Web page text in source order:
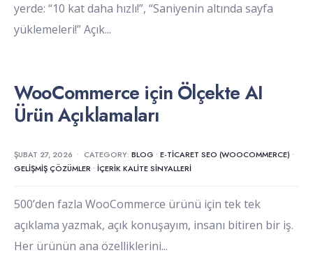
yerde: “10 kat daha hızlı!”, “Saniyenin altında sayfa
yüklemeleri!” Açık...
WooCommerce için Ölçekte AI
Ürün Açıklamaları
ŞUBAT 27, 2026 • CATEGORY: BLOG • E-TICARET SEO (WOOCOMMERCE) •
GELIŞMIŞ ÇÖZÜMLER • İÇERIK KALITE SINYALLERI
500’den fazla WooCommerce ürünü için tek tek
açıklama yazmak, açık konuşayım, insanı bitiren bir iş.
Her ürünün ana özelliklerini...